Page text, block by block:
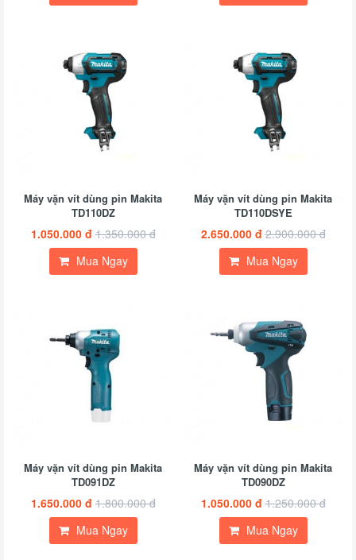
Máy vặn vít dùng pin Makita
TD110DZ
1.050.000 đ 1.350.000 đ
Mua Ngay
Máy vặn vít dùng pin Makita
TD110DSYE
2.650.000 đ 2.900.000 đ
Mua Ngay
Máy vặn vít dùng pin Makita
TD091DZ
1.650.000 đ 1.800.000 đ
Mua Ngay
Máy vặn vít dùng pin Makita
TD090DZ
1.050.000 đ 1.250.000 đ
Mua Ngay